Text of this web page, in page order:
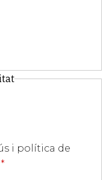
i política de
*